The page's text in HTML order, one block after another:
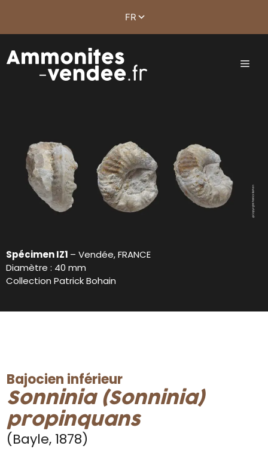
Spécimen IZ1 – Vendée, FRANCE
Diamètre : 40 mm
Collection Patrick Bohain
Bajocien inférieur
Sonninia (Sonninia)
propinquans
(Bayle, 1878)